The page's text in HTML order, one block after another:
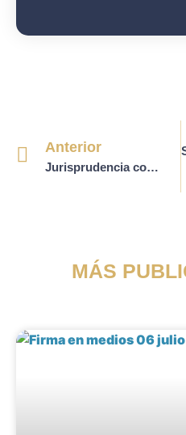
Anterior
Jurisprudencia constitucional sobre el derecho a la salud en Colombia
MÁS